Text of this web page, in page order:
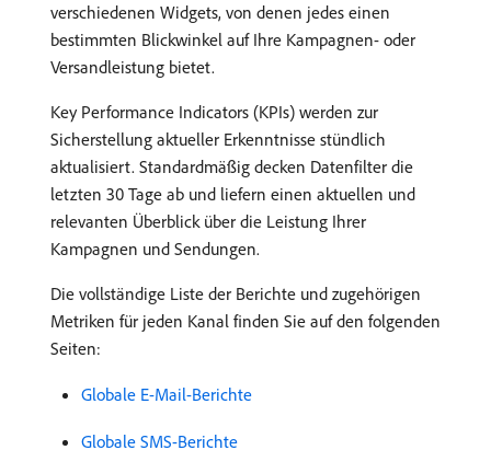
verschiedenen Widgets, von denen jedes einen
bestimmten Blickwinkel auf Ihre Kampagnen- oder
Versandleistung bietet.
Key Performance Indicators (KPIs) werden zur
Sicherstellung aktueller Erkenntnisse stündlich
aktualisiert. Standardmäßig decken Datenfilter die
letzten 30 Tage ab und liefern einen aktuellen und
relevanten Überblick über die Leistung Ihrer
Kampagnen und Sendungen.
Die vollständige Liste der Berichte und zugehörigen
Metriken für jeden Kanal finden Sie auf den folgenden
Seiten:
Globale E-Mail-Berichte
Globale SMS-Berichte